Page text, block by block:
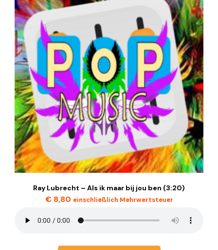
Ray Lubrecht – Als ik maar bij jou ben (3:20)
€8,80 einschließlich Mehrwertsteuer